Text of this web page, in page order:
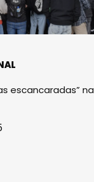
escancaradas” na